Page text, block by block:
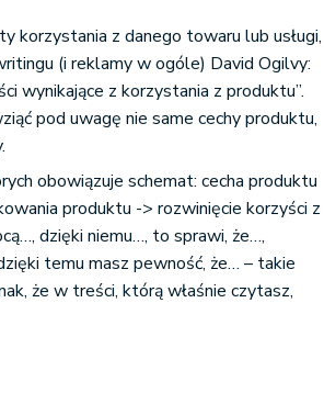
korzystania z danego towaru lub usługi,
(i reklamy w ogóle) David Ogilvy:
wynikające z korzystania z produktu”.
pod uwagę nie same cechy produktu,
obowiązuje schemat: cecha produktu
produktu -> rozwinięcie korzyści z
dzięki niemu…, to sprawi, że…,
temu masz pewność, że… – takie
że w treści, którą właśnie czytasz,